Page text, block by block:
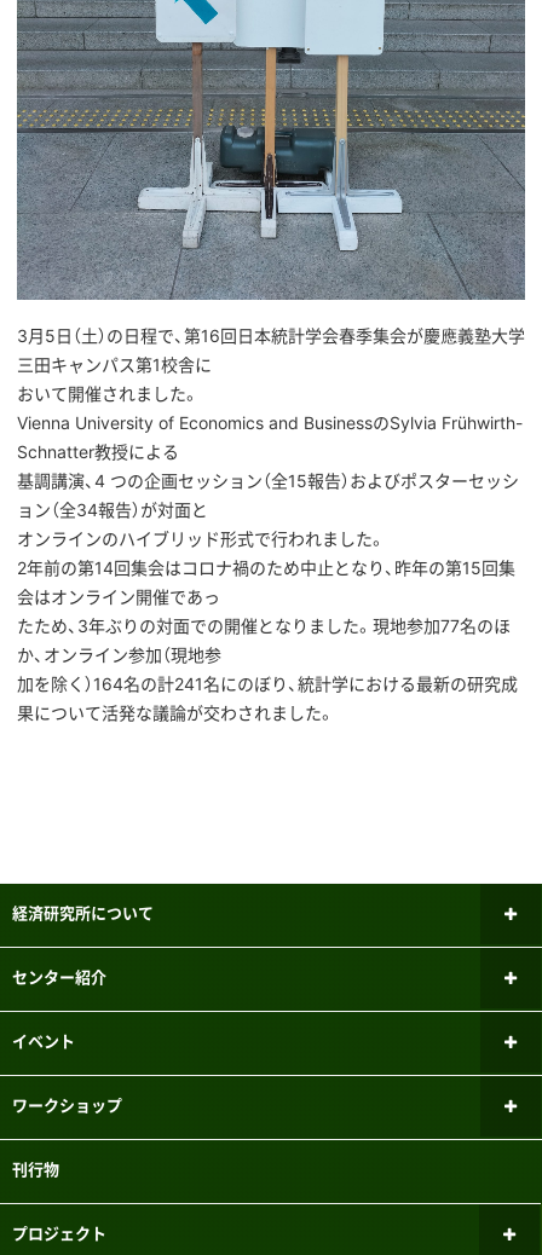
3月5日（土）の日程で、第16回日本統計学会春季集会が慶應義塾大学
三田キャンパス第1校舎に
おいて開催されました。
Vienna University of Economics and BusinessのSylvia Frühwirth-
Schnatter教授による
基調講演、4 つの企画セッション（全15報告）およびポスターセッシ
ョン（全34報告）が対面と
オンラインのハイブリッド形式で行われました。
2年前の第14回集会はコロナ禍のため中止となり、昨年の第15回集
会はオンライン開催であっ
たため、3年ぶりの対面での開催となりました。現地参加77名のほ
か、オンライン参加（現地参
加を除く）164名の計241名にのぼり、統計学における最新の研究成
果について活発な議論が交わされました。
経済研究所について
所長あいさつ
メーリングリスト
三田キャンパスでの研究目的でのパソコン教室利用について
センター紹介
ファイナンシャル・ジェロントロジー
国際経済学研究センター
こどもの機会均等研究センター
イベント
新しいお知らせ
ワークショップ
ミクロ経済学ワークショップ
刊行物
プロジェクト